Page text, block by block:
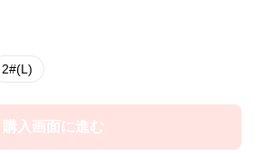
2#(L)
購入画面に進む